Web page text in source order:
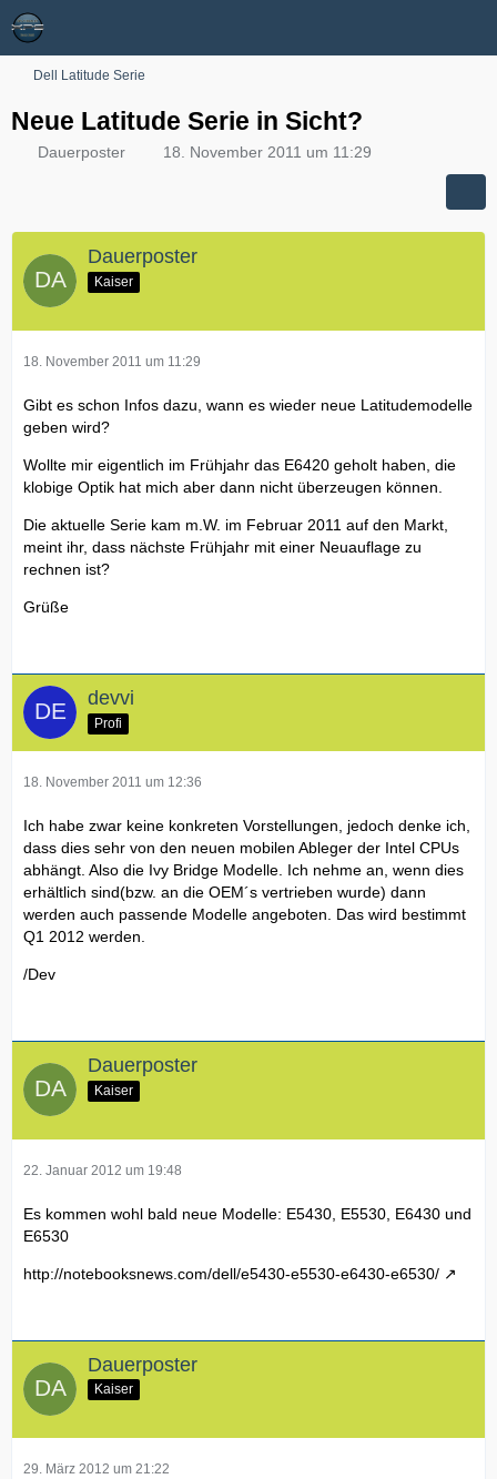
Dell Latitude Serie
Neue Latitude Serie in Sicht?
Dauerposter 18. November 2011 um 11:29
Dauerposter
Kaiser
18. November 2011 um 11:29
Gibt es schon Infos dazu, wann es wieder neue Latitudemodelle
geben wird?
Wollte mir eigentlich im Frühjahr das E6420 geholt haben, die
klobige Optik hat mich aber dann nicht überzeugen können.
Die aktuelle Serie kam m.W. im Februar 2011 auf den Markt,
meint ihr, dass nächste Frühjahr mit einer Neuauflage zu
rechnen ist?
Grüße
devvi
Profi
18. November 2011 um 12:36
Ich habe zwar keine konkreten Vorstellungen, jedoch denke ich,
dass dies sehr von den neuen mobilen Ableger der Intel CPUs
abhängt. Also die Ivy Bridge Modelle. Ich nehme an, wenn dies
erhältlich sind(bzw. an die OEM´s vertrieben wurde) dann
werden auch passende Modelle angeboten. Das wird bestimmt
Q1 2012 werden.
/Dev
Dauerposter
Kaiser
22. Januar 2012 um 19:48
Es kommen wohl bald neue Modelle: E5430, E5530, E6430 und
E6530
http://notebooksnews.com/dell/e5430-e5530-e6430-e6530/
Dauerposter
Kaiser
29. März 2012 um 21:22